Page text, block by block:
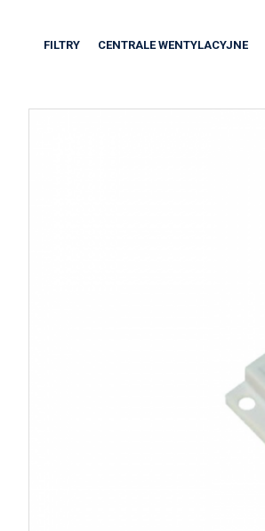
FILTRY CENTRALE WENTYLACYJNE